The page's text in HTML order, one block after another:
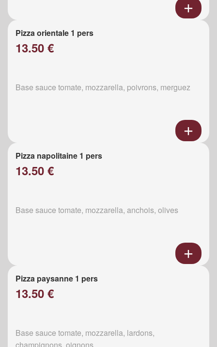
Pizza orientale 1 pers
13.50 €
Base sauce tomate, mozzarella, poivrons, merguez
Pizza napolitaine 1 pers
13.50 €
Base sauce tomate, mozzarella, anchois, olives
Pizza paysanne 1 pers
13.50 €
Base sauce tomate, mozzarella, lardons,